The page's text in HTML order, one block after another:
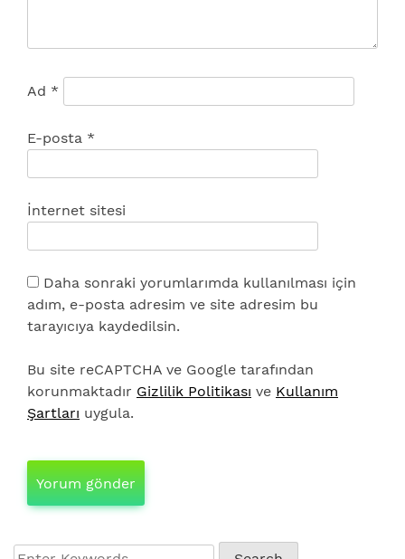
Ad *
E-posta *
İnternet sitesi
Daha sonraki yorumlarımda kullanılması için
adım, e-posta adresim ve site adresim bu
tarayıcıya kaydedilsin.
Bu site reCAPTCHA ve Google tarafından
korunmaktadır Gizlilik Politikası ve Kullanım
Şartları uygula.